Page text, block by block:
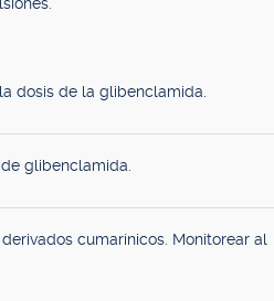
dosis de la glibenclamida.
glibenclamida.
cumarínicos. Monitorear al